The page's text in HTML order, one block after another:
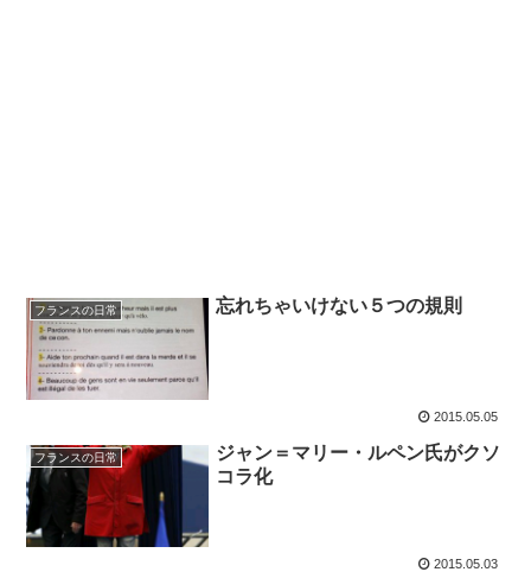
フランスの日常 忘れちゃいけない５つの規則
2015.05.05
フランスの日常
ジャン＝マリー・ルペン氏がクソ
コラ化
2015.05.03